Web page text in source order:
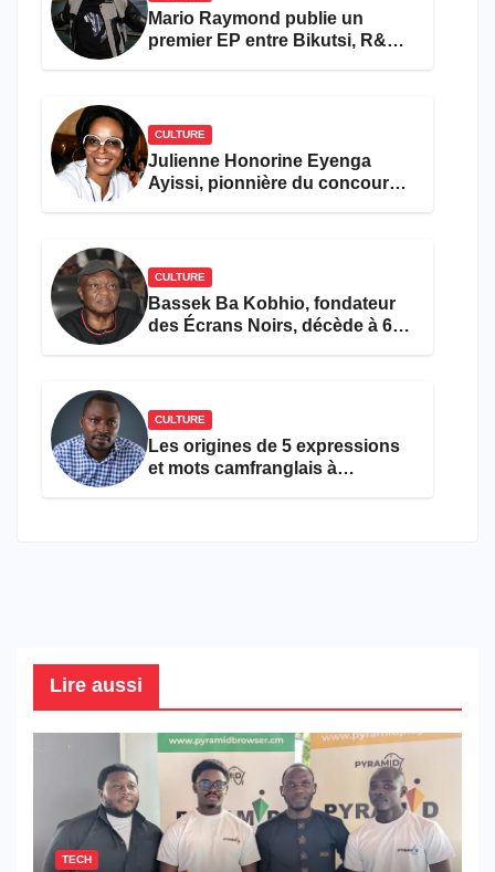
Mario Raymond publie un
premier EP entre Bikutsi, R&B
CULTURE
Julienne Honorine Eyenga
Ayissi, pionnière du concours
CULTURE
Bassek Ba Kobhio, fondateur
des Écrans Noirs, décède à 69
CULTURE
Les origines de 5 expressions
et mots camfranglais à
Lire aussi
TECH